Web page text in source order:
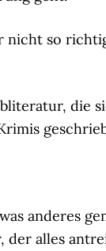
nicht so
die
anderes
alles